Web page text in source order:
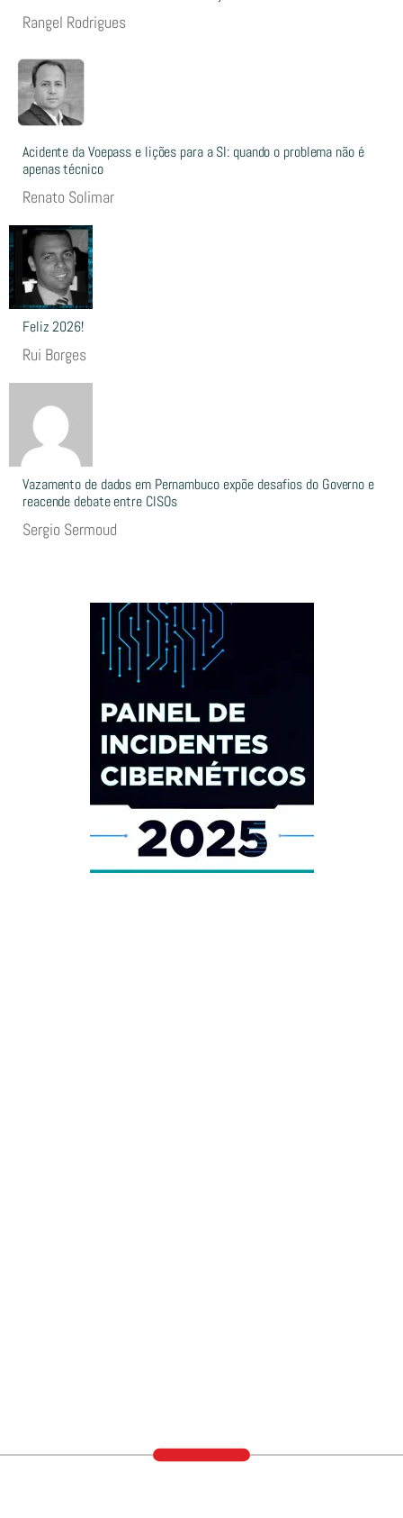
Rangel Rodrigues
Acidente da Voepass e lições para a SI: quando o problema não é
apenas técnico
Renato Solimar
Feliz 2026!
Rui Borges
Vazamento de dados em Pernambuco expõe desafios do Governo e
reacende debate entre CISOs
Sergio Sermoud